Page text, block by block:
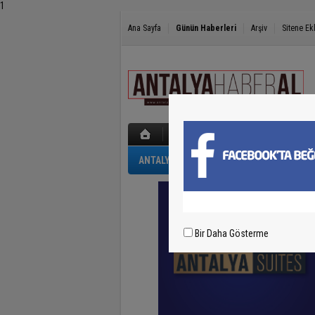
1
Ana Sayfa Günün Haberleri Arşiv Sitene
ANTALYA GÜNCEL POLİS-ADLİYE
Bir Daha Gösterme